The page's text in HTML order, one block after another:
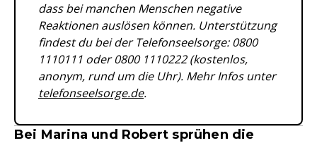
dass bei manchen Menschen negative
Reaktionen auslösen können. Unterstützung
findest du bei der Telefonseelsorge: 0800
1110111 oder 0800 1110222 (kostenlos,
anonym, rund um die Uhr). Mehr Infos unter
telefonseelsorge.de.
Bei Marina und Robert sprühen die